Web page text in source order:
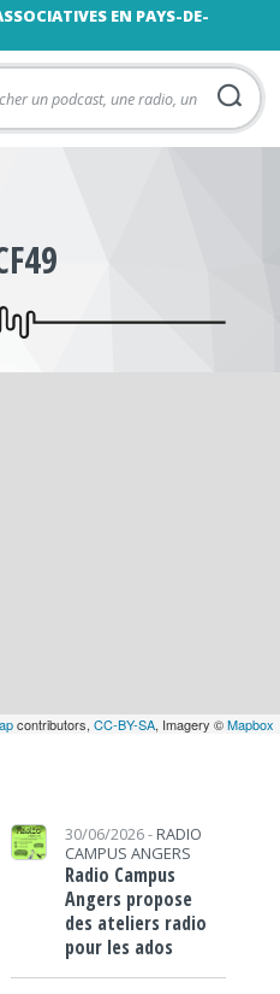
EN PAYS-DE-
contributors, CC-BY-SA, Imagery ©Mapbox
30/06/2026 - RADIO
CAMPUS ANGERS
Radio Campus
Angers propose
des ateliers radio
pour les ados